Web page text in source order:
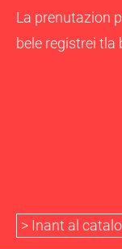
La prenutazion
bele registrei tla
> Inant al